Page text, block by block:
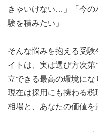
きゃいけない…」「今の
験を積みたい」
そんな悩みを抱える受
イトは、実は選び方次
立できる最高の環境に
現在は採用にも携わる
相場と、あなたの価値を